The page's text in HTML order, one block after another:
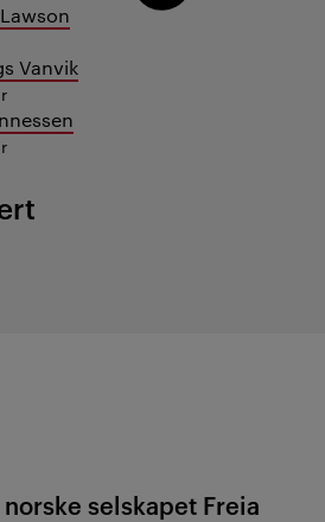
Vanvik
norske selskapet Freia